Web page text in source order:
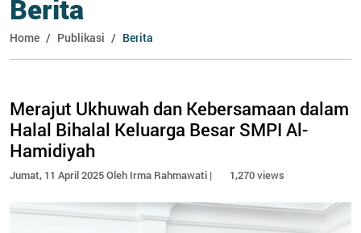
Berita
Home Publikasi Berita
Merajut Ukhuwah dan Kebersamaan dalam
Halal Bihalal Keluarga Besar SMPI Al-
Hamidiyah
Jumat, 11 April 2025 Oleh Irma Rahmawati | 1,270 views